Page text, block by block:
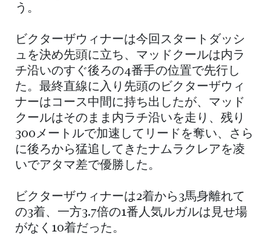
う。
ビクターザウィナーは今回スタートダッシ
ュを決め先頭に立ち、マッドクールは内ラ
チ沿いのすぐ後ろの4番手の位置で先行し
た。最終直線に入り先頭のビクターザウィ
ナーはコース中間に持ち出したが、マッド
クールはそのまま内ラチ沿いを走り、残り
300メートルで加速してリードを奪い、さら
に後ろから猛追してきたナムラクレアを凌
いでアタマ差で優勝した。
ビクターザウィナーは2着から3馬身離れて
の3着、一方3.7倍の1番人気ルガルは見せ場
がなく10着だった。